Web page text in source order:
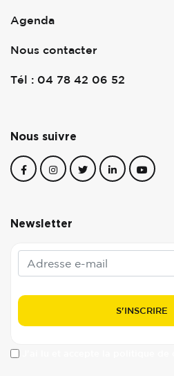
Agenda
Nous contacter
Tél : 04 78 42 06 52
Nous suivre
Newsletter